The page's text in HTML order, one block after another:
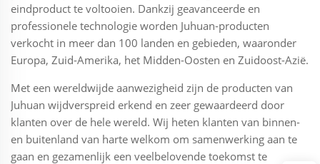
eindproduct te voltooien. Dankzij geavanceerde en
professionele technologie worden Juhuan-producten
verkocht in meer dan 100 landen en gebieden, waaronder
Europa, Zuid-Amerika, het Midden-Oosten en Zuidoost-Azië.
Met een wereldwijde aanwezigheid zijn de producten van
Juhuan wijdverspreid erkend en zeer gewaardeerd door
klanten over de hele wereld. Wij heten klanten van binnen-
en buitenland van harte welkom om samenwerking aan te
gaan en gezamenlijk een veelbelovende toekomst te